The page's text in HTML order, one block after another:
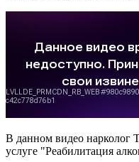
В данном видео нарколог
услуге "Реабилитация